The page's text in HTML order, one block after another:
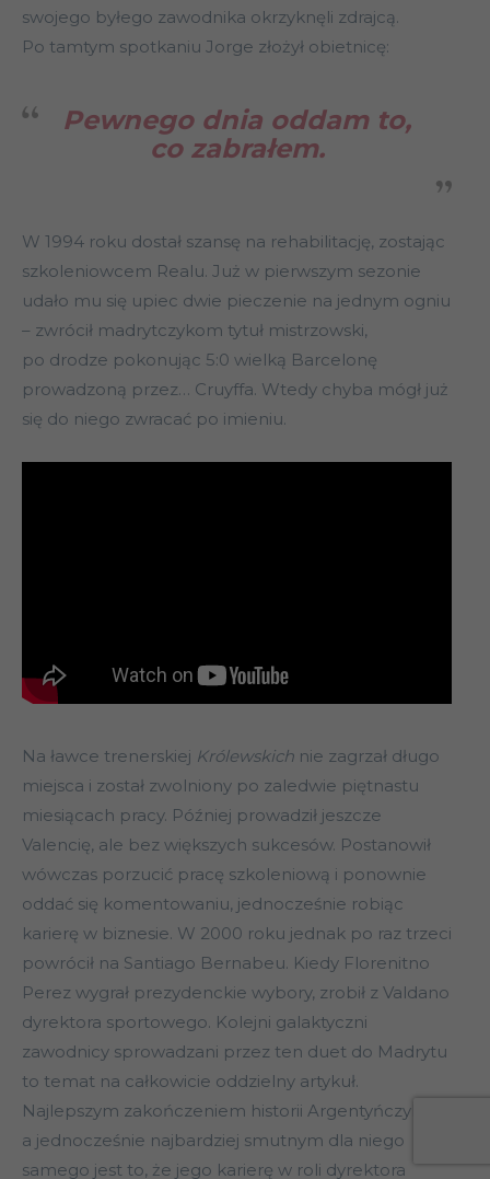
swojego byłego zawodnika okrzyknęli zdrajcą.
Po tamtym spotkaniu Jorge złożył obietnicę:
Pewnego dnia oddam to,
co zabrałem.
W 1994 roku dostał szansę na rehabilitację, zostając
szkoleniowcem Realu. Już w pierwszym sezonie
udało mu się upiec dwie pieczenie na jednym ogniu
– zwrócił madrytczykom tytuł mistrzowski,
po drodze pokonując 5:0 wielką Barcelonę
prowadzoną przez… Cruyffa. Wtedy chyba mógł już
się do niego zwracać po imieniu.
Na ławce trenerskiej Królewskich nie zagrzał długo
miejsca i został zwolniony po zaledwie piętnastu
miesiącach pracy. Później prowadził jeszcze
Valencię, ale bez większych sukcesów. Postanowił
wówczas porzucić pracę szkoleniową i ponownie
oddać się komentowaniu, jednocześnie robiąc
karierę w biznesie. W 2000 roku jednak po raz trzeci
powrócił na Santiago Bernabeu. Kiedy Florenitno
Perez wygrał prezydenckie wybory, zrobił z Valdano
dyrektora sportowego. Kolejni galaktyczni
zawodnicy sprowadzani przez ten duet do Madrytu
to temat na całkowicie oddzielny artykuł.
Najlepszym zakończeniem historii Argentyńczyka,
a jednocześnie najbardziej smutnym dla niego
samego jest to, że jego karierę w roli dyrektora